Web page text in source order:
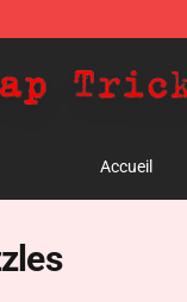
Accueil